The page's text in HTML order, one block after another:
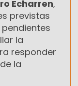
Echarren,
previstas
la
responder
la